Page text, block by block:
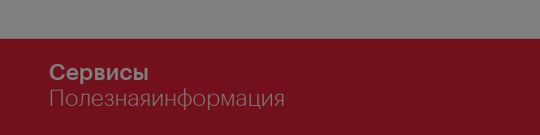
Сервисы
Полезнаяинформация